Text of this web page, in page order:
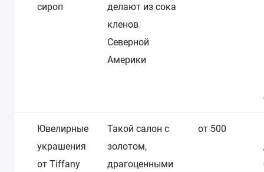
сироп
делают из сока
кленов
Северной
Америки
Ювелирные
украшения
от Tiffany
Такой салон с
золотом,
драгоценными
от 500